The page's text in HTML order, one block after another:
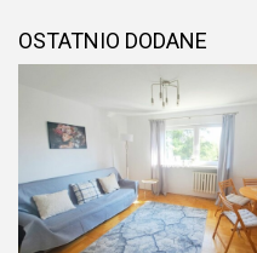
OSTATNIO DODANE